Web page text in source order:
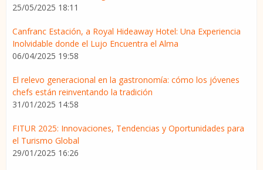
25/05/2025 18:11
Canfranc Estación, a Royal Hideaway Hotel: Una Experiencia
Inolvidable donde el Lujo Encuentra el Alma
06/04/2025 19:58
El relevo generacional en la gastronomía: cómo los jóvenes
chefs están reinventando la tradición
31/01/2025 14:58
FITUR 2025: Innovaciones, Tendencias y Oportunidades para
el Turismo Global
29/01/2025 16:26